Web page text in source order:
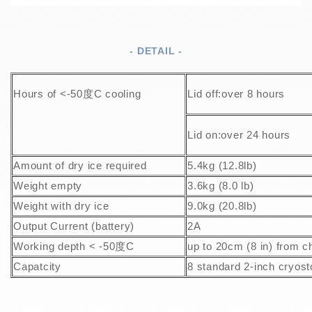
- DETAIL -
Hours of <-50度C cooling Lid off:over 8 hours
Lid on:over 24 hours
Amount of dry ice required
5.4kg (12.8lb)
Weight empty
3.6kg (8.0 lb)
Weight with dry ice
9.0kg (20.8lb)
Output Current (battery)
2A
Working depth < -50度C
up to 20cm (8 in) from
Capatcity
8 standard 2-inch